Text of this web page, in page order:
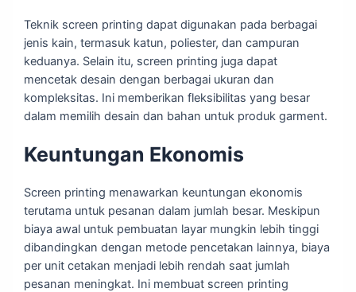
Teknik screen printing dapat digunakan pada berbagai
jenis kain, termasuk katun, poliester, dan campuran
keduanya. Selain itu, screen printing juga dapat
mencetak desain dengan berbagai ukuran dan
kompleksitas. Ini memberikan fleksibilitas yang besar
dalam memilih desain dan bahan untuk produk garment.
Keuntungan Ekonomis
Screen printing menawarkan keuntungan ekonomis
terutama untuk pesanan dalam jumlah besar. Meskipun
biaya awal untuk pembuatan layar mungkin lebih tinggi
dibandingkan dengan metode pencetakan lainnya, biaya
per unit cetakan menjadi lebih rendah saat jumlah
pesanan meningkat. Ini membuat screen printing